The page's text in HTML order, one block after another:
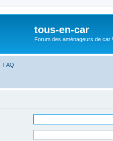
tous-en-car
Forum des aménageurs de car !
FAQ